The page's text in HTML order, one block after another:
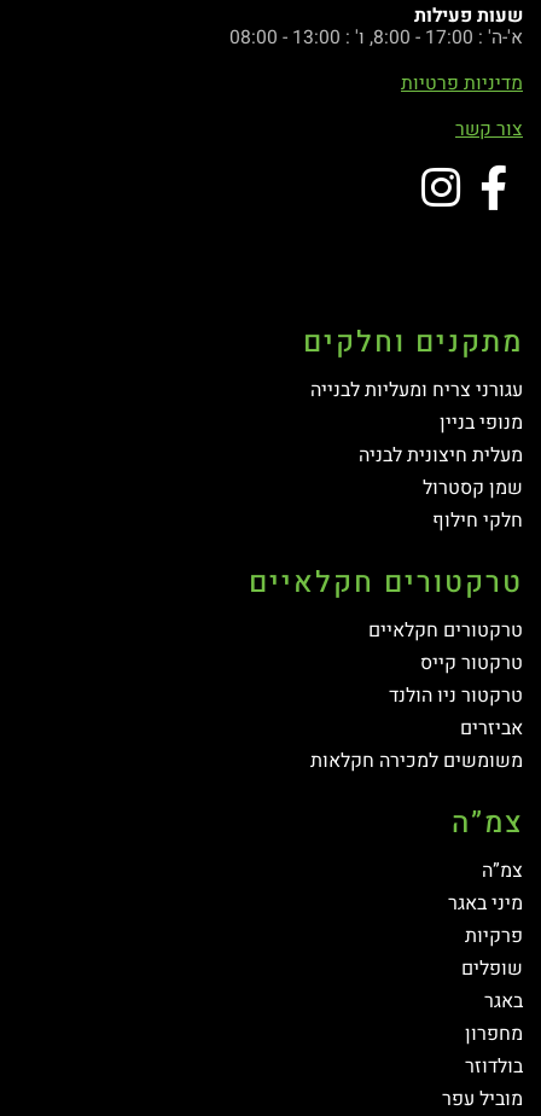
שעות פעילות
א'-ה' : 17:00 - 8:00, ו' : 13:00 - 08:00
מדיניות פרטיות
צור קשר
מתקנים וחלקים
עגורני צריח ומעליות לבנייה
מנופי בניין
מעלית חיצונית לבניה
שמן קסטרול
חלקי חילוף
טרקטורים חקלאיים
טרקטורים חקלאיים
טרקטור קייס
טרקטור ניו הולנד
אביזרים
משומשים למכירה חקלאות
צמ”ה
צמ”ה
מיני באגר
פרקיות
שופלים
באגר
מחפרון
בולדוזר
מוביל עפר